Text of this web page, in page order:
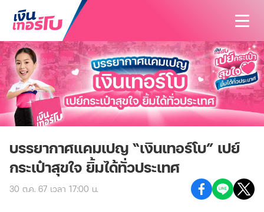
สนใจสินเชื่อ
สินเชื่อทั้งหมด
สินเชื่อรถมอเตอร์ไซค์
สินเชื่อรถยนต์
สินเชื่อรถแทรกเตอร์
สินเชื่อโฉนดที่ดิน
สนใจประกัน
ประกันทั้งหมด
ประกันรถมอเตอร์ไซค์
ประกันรถยนต์
ประกันสุขภาพและโรคร้ายแรง
บทความ
นักลงทุนสัมพันธ์
บรรยากาศแคมเปญ “เงินเทอร์โบ” เปย์
กระเป๋าสุขใจ ยิ้มได้ทั่วประเทศ
30 ต.ค. 67 เวลา 17:00 น.